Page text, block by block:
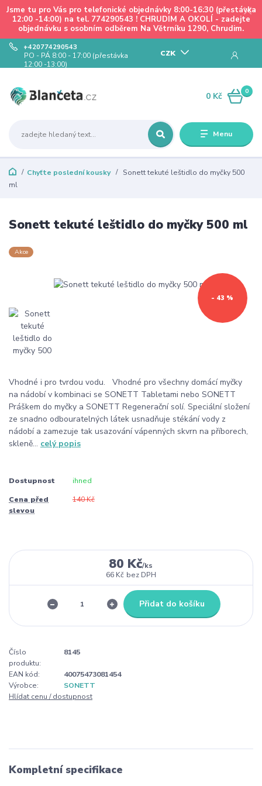
Jsme tu pro Vás pro telefonické objednávky 8:00-16:30 (přestávka
12:00 -14:00) na tel. 774290543 ! CHRUDIM A OKOLÍ - zadejte
objednávku s osobním odběrem Na Větrníku 1290, Chrudim.
Menu
CZK
+420774290543
PO - PÁ 8:00 - 17:00 (přestávka
12:00 -13:00)
0
0 Kč
Chyťte poslední kousky
Sonett tekuté leštidlo do myčky 500
ml
Sonett tekuté leštidlo do myčky 500 ml
Akce
- 43 %
Vhodné i pro tvrdou vodu. Vhodné pro všechny domácí myčky
na nádobí v kombinaci se SONETT Tabletami nebo SONETT
Práškem do myčky a SONETT Regenerační solí. Speciální složení
ze snadno odbouratelných látek usnadňuje stékání vody z
nádobí a zamezuje tak usazování vápenných skvrn na příborech,
skleně... celý popis
Dostupnost ihned
Cena před
slevou
140 Kč
80 Kč/ks
66 Kč bez DPH
Přidat do košíku
Číslo
produktu:
8145
EAN kód:
40075473081454
Výrobce:
SONETT
Hlídat cenu / dostupnost
Kompletní specifikace